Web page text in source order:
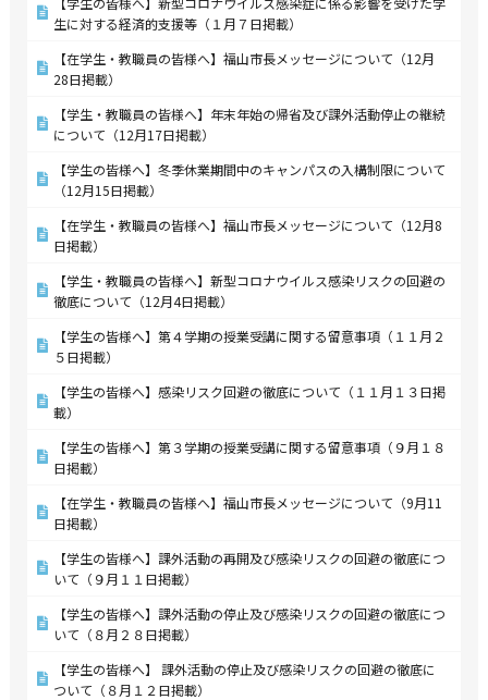
生に対する経済的支援等（１月７日掲載）
【在学生・教職員の皆様へ】福山市長メッセージについて（12月
28日掲載）
【学生・教職員の皆様へ】年末年始の帰省及び課外活動停止の継続
について（12月17日掲載）
【学生の皆様へ】冬季休業期間中のキャンパスの入構制限について
（12月15日掲載）
【在学生・教職員の皆様へ】福山市長メッセージについて（12月8
日掲載）
【学生・教職員の皆様へ】新型コロナウイルス感染リスクの回避の
徹底について（12月4日掲載）
【学生の皆様へ】第４学期の授業受講に関する留意事項（１１月２
５日掲載）
【学生の皆様へ】感染リスク回避の徹底について（１１月１３日掲
載）
【学生の皆様へ】第３学期の授業受講に関する留意事項（９月１８
日掲載）
【在学生・教職員の皆様へ】福山市長メッセージについて（9月11
日掲載）
【学生の皆様へ】課外活動の再開及び感染リスクの回避の徹底につ
いて（９月１１日掲載）
【学生の皆様へ】課外活動の停止及び感染リスクの回避の徹底につ
いて（８月２８日掲載）
【学生の皆様へ】 課外活動の停止及び感染リスクの回避の徹底に
ついて（８月１２日掲載）